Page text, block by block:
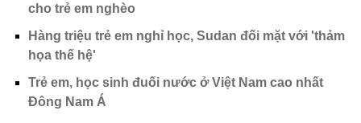
cho trẻ em nghèo
Hàng triệu trẻ em nghỉ học, Sudan đối mặt với 'thảm
họa thế hệ'
Trẻ em, học sinh đuối nước ở Việt Nam cao nhất
Đông Nam Á